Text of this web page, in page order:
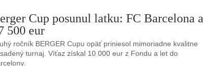
Cup posunul latku: FC Barcelona a
500 eur
ročník BERGER Cupu opäť priniesol mimoriadne kvalitne
turnaj. Víťaz získal 10 000 eur z Fondu a let do